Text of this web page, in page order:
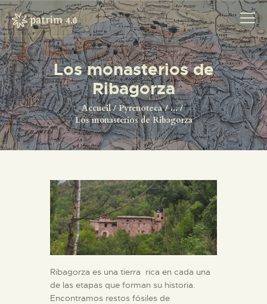
Los monasterios de
Ribagorza
Accueil Pyrenoteca
...
Los monasterios de Ribagorza
ACCUEIL
PYRENOTECA 4.0
PROJECTS
LE RÉSEAU
Ribagorza es una tierra rica en cada una
de las etapas que forman su historia.
Encontramos restos fósiles de